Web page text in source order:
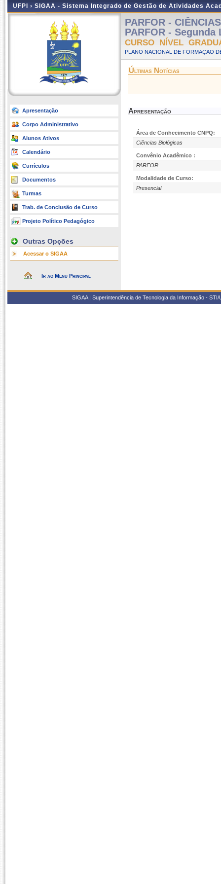
UFPI › SIGAA - Sistema Integrado de Gestão de Atividades
Apresentação
Corpo Administrativo
Alunos Ativos
Calendário
Currículos
Documentos
Turmas
Trab. de Conclusão de Curso
Projeto Político Pedagógico
Outras Opções
Acessar o SIGAA
Ir ao Menu Principal
PARFOR -
PARFOR -
CURSO NÍVEL
PLANO NACIONAL DE FORMAÇAO
Últimas Notícias
Apresentação
Área de Conhecimento CNPQ:
Ciências Biológicas
Convênio Acadêmico :
PARFOR
Modalidade de Curso:
Presencial
SIGAA | Superintendência de Tecnologia da Informação -